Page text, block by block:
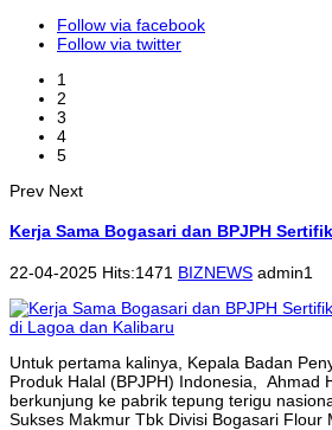
Follow via facebook
Follow via twitter
1
2
3
4
5
Prev Next
Kerja Sama Bogasari dan BPJPH
22-04-2025 Hits:1471 BIZNEWS admin1
Untuk pertama kalinya, Kepala Badan
Produk Halal (BPJPH) Indonesia, Ahmad
berkunjung ke pabrik tepung terigu
Sukses Makmur Tbk Divisi Bogasari Flour